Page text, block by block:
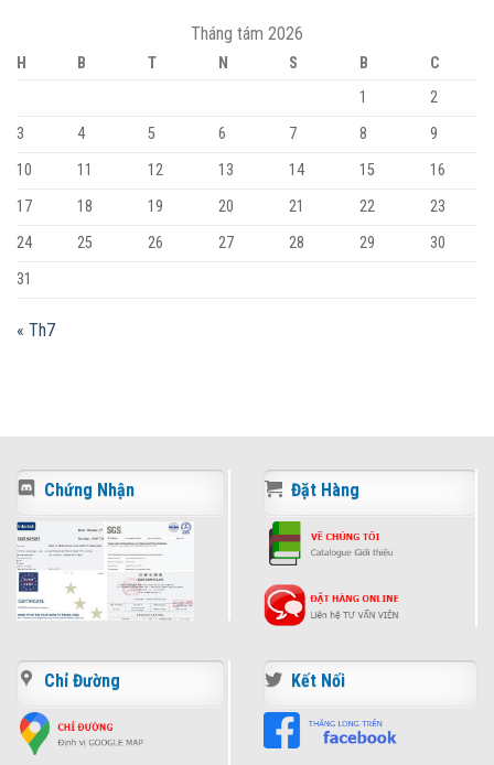
Tháng tám 2026
H B T N S B
C
1
2
3
4 5 6 7 8
9
10
11 12 13 14 15
16
17
18 19 20 21 22
23
24
25 26 27 28 29
30
31
« Th7
Chứng Nhận Đặt Hàng
Chỉ Đường Kết Nối